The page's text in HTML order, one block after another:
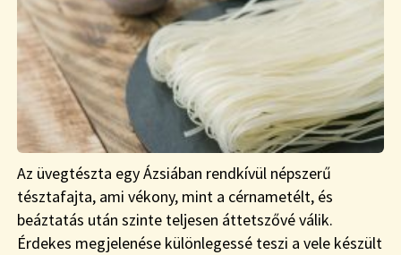
Az üvegtészta egy Ázsiában rendkívül népszerű
tésztafajta, ami vékony, mint a cérnametélt, és
beáztatás után szinte teljesen áttetszővé válik.
Érdekes megjelenése különlegessé teszi a vele készült